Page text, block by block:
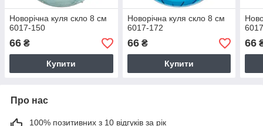
Новорічна куля скло 8 см
6017-150
66 ₴
Купити
Новорічна куля скло 8 см
6017-172
66₴
Купити
66
Про нас
100% позитивних з 10 відгуків за рік